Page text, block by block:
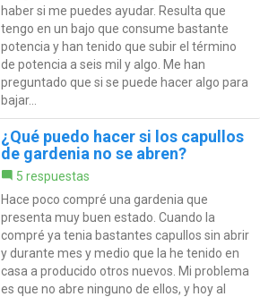
haber si me puedes ayudar. Resulta que
tengo en un bajo que consume bastante
potencia y han tenido que subir el término
de potencia a seis mil y algo. Me han
preguntado que si se puede hacer algo para
bajar...
¿Qué puedo hacer si los capullos
de gardenia no se abren?
5 respuestas
Hace poco compré una gardenia que
presenta muy buen estado. Cuando la
compré ya tenia bastantes capullos sin abrir
y durante mes y medio que la he tenido en
casa a producido otros nuevos. Mi problema
es que no abre ninguno de ellos, y hoy al